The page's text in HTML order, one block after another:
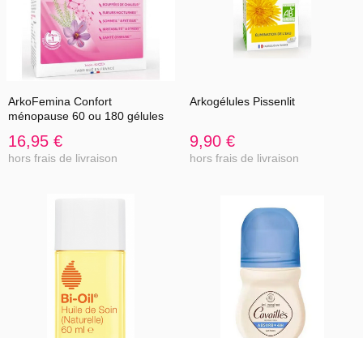
ArkoFemina Confort
ménopause 60 ou 180 gélules
16,95 €
hors frais de livraison
Arkogélules Pissenlit
9,90 €
hors frais de livraison